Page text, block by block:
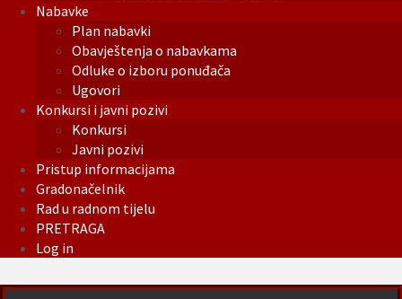
Nabavke
Plan nabavki
Obavještenja o nabavkama
Odluke o izboru ponuđača
Ugovori
Konkursi i javni pozivi
Konkursi
Javni pozivi
Pristup informacijama
Gradonačelnik
Rad u radnom tijelu
PRETRAGA
Log in